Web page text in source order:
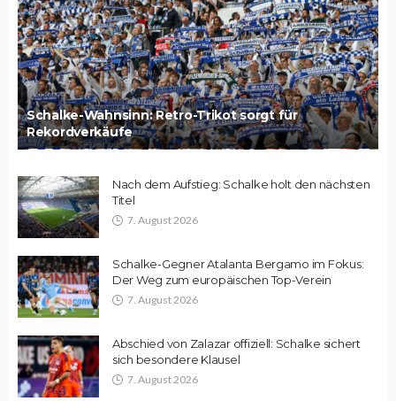
Schalke-Wahnsinn: Retro-Trikot sorgt für
Rekordverkäufe
Nach dem Aufstieg: Schalke holt den nächsten
Titel
7. August 2026
Schalke-Gegner Atalanta Bergamo im Fokus:
Der Weg zum europäischen Top-Verein
7. August 2026
Abschied von Zalazar offiziell: Schalke sichert
sich besondere Klausel
7. August 2026